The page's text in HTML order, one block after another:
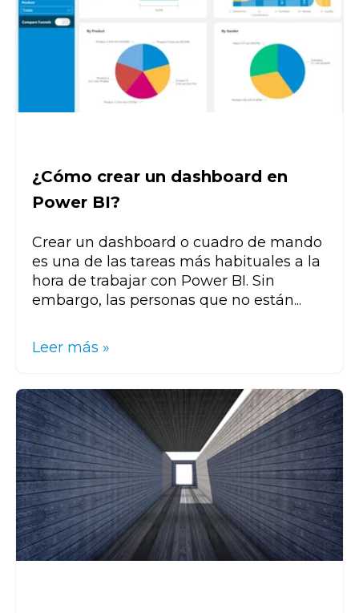
¿Cómo crear un dashboard en
Power BI?
Crear un dashboard o cuadro de mando
es una de las tareas más habituales a la
hora de trabajar con Power BI. Sin
embargo, las personas que no están...
Leer más »